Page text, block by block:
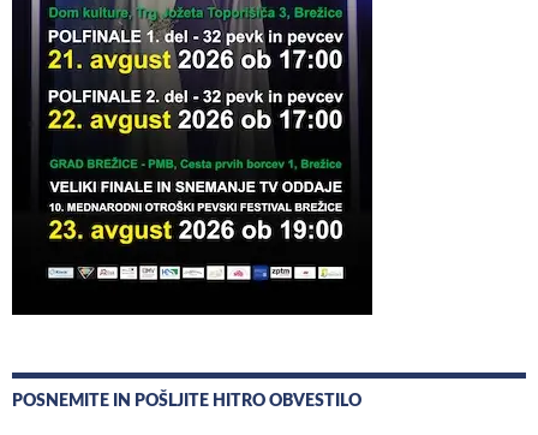
POSNEMITE IN POŠLJITE HITRO OBVESTILO